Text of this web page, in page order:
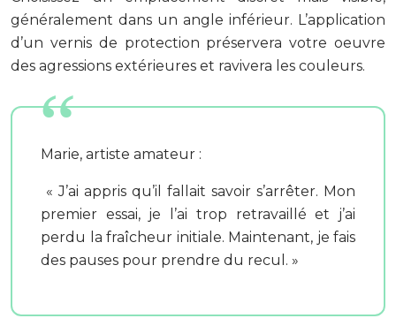
généralement dans un angle inférieur. L’application
d’un vernis de protection préservera votre oeuvre
des agressions extérieures et ravivera les couleurs.
Marie, artiste amateur :
« J’ai appris qu’il fallait savoir s’arrêter. Mon
premier essai, je l’ai trop retravaillé et j’ai
perdu la fraîcheur initiale. Maintenant, je fais
des pauses pour prendre du recul. »